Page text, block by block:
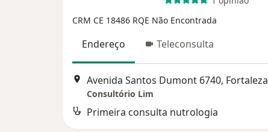
CRM CE 18486 RQE Não Encontrada
Endereço Teleconsulta
Avenida Santos Dumont 6740, Fortaleza
Consultório Lim
Primeira consulta nutrologia